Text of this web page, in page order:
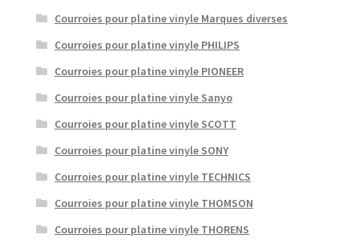
Courroies pour platine vinyle Marques diverses
Courroies pour platine vinyle PHILIPS
Courroies pour platine vinyle PIONEER
Courroies pour platine vinyle Sanyo
Courroies pour platine vinyle SCOTT
Courroies pour platine vinyle SONY
Courroies pour platine vinyle TECHNICS
Courroies pour platine vinyle THOMSON
Courroies pour platine vinyle THORENS